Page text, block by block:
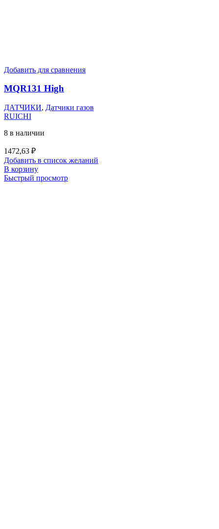
Добавить для сравнения
MQR131 High
ДАТЧИКИ, Датчики газов
RUICHI
8 в наличии
1472,63 ₽
Добавить в список желаний
В корзину
Быстрый просмотр